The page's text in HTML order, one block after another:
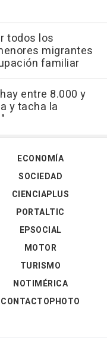
todos los
migrantes
familiar
entre 8.000 y
y tacha la
ECONOMÍA
SOCIEDAD
CIENCIAPLUS
PORTALTIC
EPSOCIAL
MOTOR
TURISMO
NOTIMÉRICA
CONTACTOPHOTO